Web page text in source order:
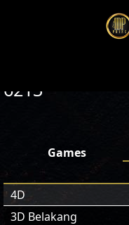
6213
Games
4D
3D Belakang